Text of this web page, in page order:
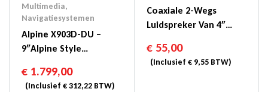
Multimedia,
Navigatiesystemen
Alpine X903D-DU –
9″Alpine Style
Fiat Ducato
€ 1.799,00
(Inclusief €312,22 BTW)
Coaxiale 2-Wegs
Luidspreker Van 4″
€55,00
(Inclusief €9,55BTW)